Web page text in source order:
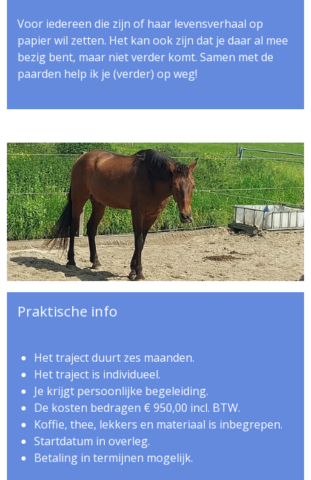
Voor iedereen die zijn of haar levensverhaal op
papier wil zetten. Het kan ook zijn dat je daar al mee
bezig bent, maar niet verder komt. Samen met de
paarden help ik je (verder) op weg!
Praktische info
Het traject duurt zes maanden.
Het traject is individueel.
Je krijgt persoonlijke begeleiding.
De kosten bedragen € 950,00 incl. BTW.
Koffie, thee, lekkers en materiaal is inbegrepen.
Startdatum in overleg.
Betaling in termijnen mogelijk.